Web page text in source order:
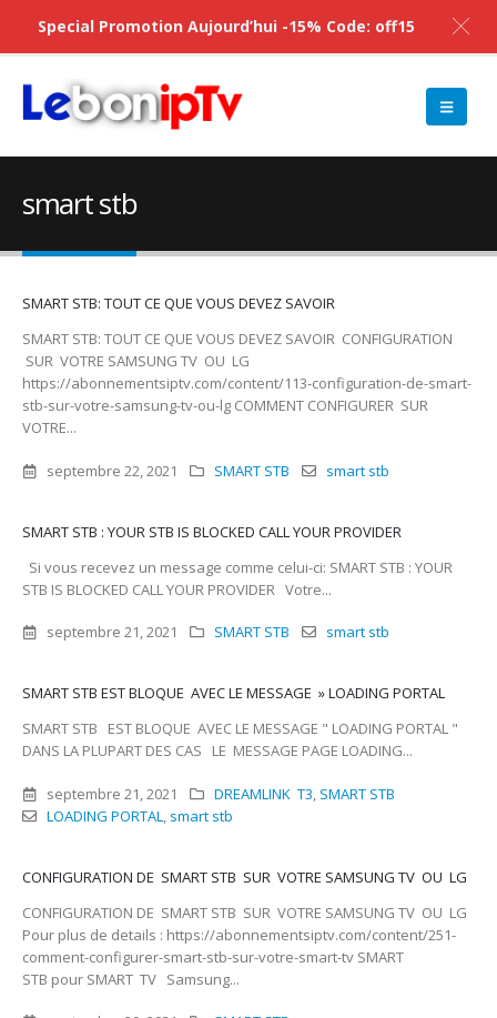
smart stb
SMART STB: TOUT CE QUE VOUS DEVEZ SAVOIR
SMART STB: TOUT CE QUE VOUS DEVEZ SAVOIR CONFIGURATION
SUR VOTRE SAMSUNG TV OU LG
https://abonnementsiptv.com/content/113-configuration-de-smart-
stb-sur-votre-samsung-tv-ou-lg COMMENT CONFIGURER SUR
VOTRE...
septembre 22, 2021 SMART STB smart stb
SMART STB : YOUR STB IS BLOCKED CALL YOUR PROVIDER
Si vous recevez un message comme celui-ci: SMART STB : YOUR
STB IS BLOCKED CALL YOUR PROVIDER Votre...
septembre 21, 2021 SMART STB smart stb
SMART STB EST BLOQUE AVEC LE MESSAGE » LOADING PORTAL
SMART STB EST BLOQUE AVEC LE MESSAGE " LOADING PORTAL "
DANS LA PLUPART DES CAS LE MESSAGE PAGE LOADING...
septembre 21, 2021 DREAMLINK T3, SMART STB
LOADING PORTAL, smart stb
CONFIGURATION DE SMART STB SUR VOTRE SAMSUNG TV OU LG
CONFIGURATION DE SMART STB SUR VOTRE SAMSUNG TV OU LG
Pour plus de details : https://abonnementsiptv.com/content/251-
comment-configurer-smart-stb-sur-votre-smart-tv SMART
STB pour SMART TV Samsung...
Special Promotion Aujourd’hui -15% Code: off15